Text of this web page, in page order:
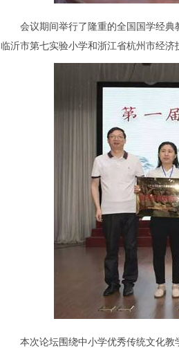
会议期间举行了隆重的全国国学经典
临沂市第七实验小学和浙江省杭州市经济
本次论坛围绕中小学优秀传统文化教